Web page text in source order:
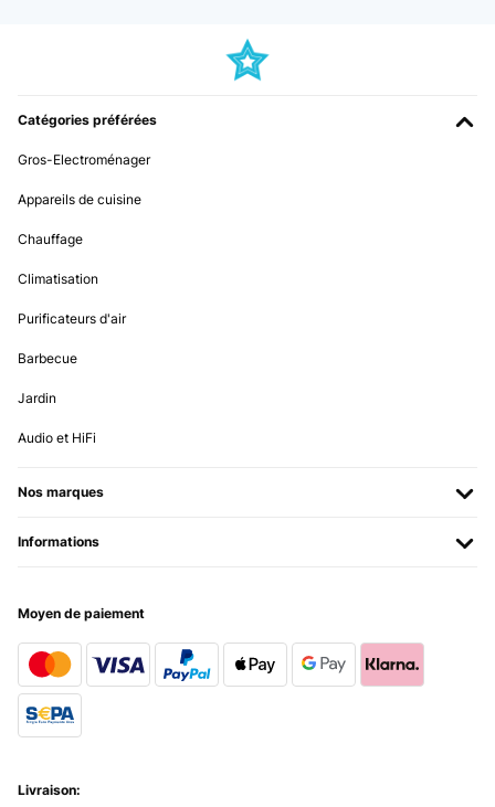
Catégories préférées
Gros-Electroménager
Appareils de cuisine
Chauffage
Climatisation
Purificateurs d'air
Barbecue
Jardin
Audio et HiFi
Nos marques
Informations
Moyen de paiement
Livraison: